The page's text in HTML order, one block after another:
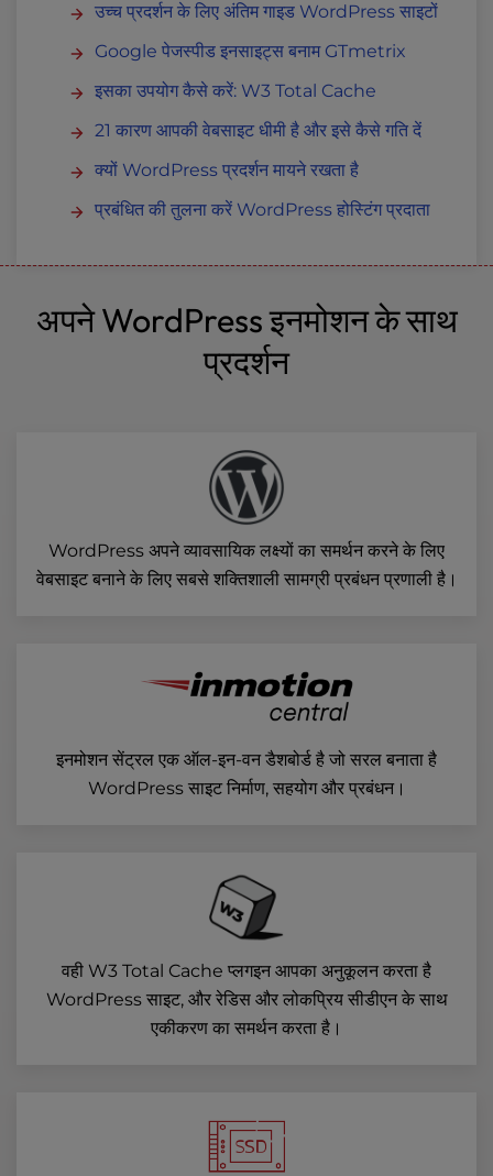
उच्च प्रदर्शन के लिए अंतिम गाइड WordPress साइटों
Google पेजस्पीड इनसाइट्स बनाम GTmetrix
इसका उपयोग कैसे करें: W3 Total Cache
21 कारण आपकी वेबसाइट धीमी है और इसे कैसे गति दें
क्यों WordPress प्रदर्शन मायने रखता है
प्रबंधित की तुलना करें WordPress होस्टिंग प्रदाता
अपने WordPress इनमोशन के साथ
प्रदर्शन
WordPress अपने व्यावसायिक लक्ष्यों का समर्थन करने के लिए
वेबसाइट बनाने के लिए सबसे शक्तिशाली सामग्री प्रबंधन प्रणाली है।
इनमोशन सेंट्रल एक ऑल-इन-वन डैशबोर्ड है जो सरल बनाता है
WordPress साइट निर्माण, सहयोग और प्रबंधन।
वही W3 Total Cache प्लगइन आपका अनुकूलन करता है
WordPress साइट, और रेडिस और लोकप्रिय सीडीएन के साथ
एकीकरण का समर्थन करता है।